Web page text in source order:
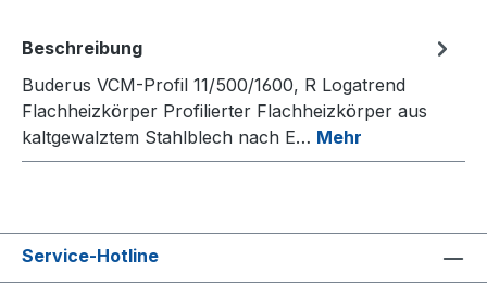
Beschreibung
Buderus VCM-Profil 11/500/1600, R Logatrend
Flachheizkörper Profilierter Flachheizkörper aus
kaltgewalztem Stahlblech nach E… Mehr
Service-Hotline